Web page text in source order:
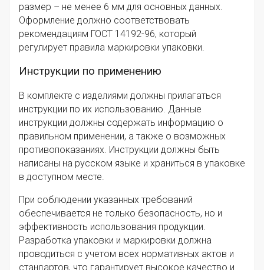
размер – не менее 6 мм для основных данных.
Оформление должно соответствовать
рекомендациям ГОСТ 14192-96, который
регулирует правила маркировки упаковки.
Инструкции по применению
В комплекте с изделиями должны прилагаться
инструкции по их использованию. Данные
инструкции должны содержать информацию о
правильном применении, а также о возможных
противопоказаниях. Инструкции должны быть
написаны на русском языке и храниться в упаковке
в доступном месте.
При соблюдении указанных требований
обеспечивается не только безопасность, но и
эффективность использования продукции.
Разработка упаковки и маркировки должна
проводиться с учетом всех нормативных актов и
стандартов, что гарантирует высокое качество и